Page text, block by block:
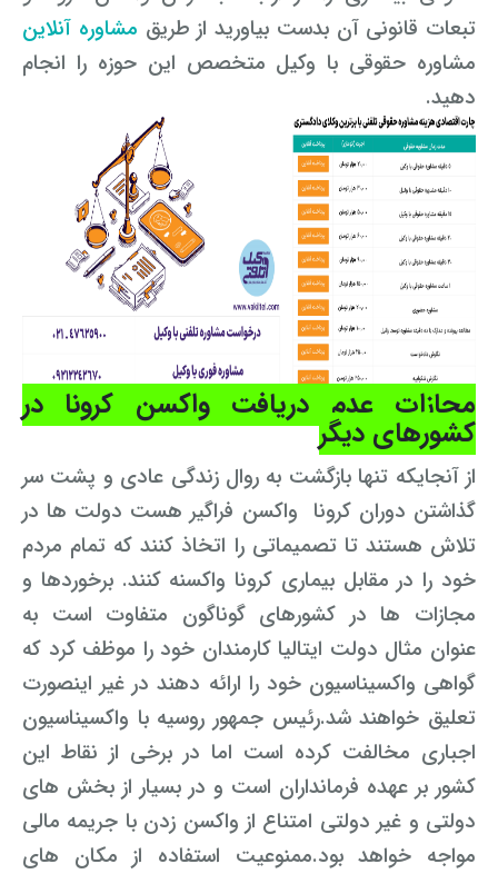
تبعات قانونی آن بدست بیاورید از طریق مشاوره آنلاین
مشاوره حقوقی با وکیل متخصص این حوزه را انجام
دهید.
مجازات عدم دریافت واکسن کرونا در
کشورهای دیگر
از آنجایکه تنها بازگشت به روال زندگی عادی و پشت سر
گذاشتن دوران کرونا واکسن فراگیر هست دولت ها در
تلاش هستند تا تصمیماتی را اتخاذ کنند که تمام مردم
خود را در مقابل بیماری کرونا واکسنه کنند. برخوردها و
مجازات ها در کشورهای گوناگون متفاوت است به
عنوان مثال دولت ایتالیا کارمندان خود را موظف کرد که
گواهی واکسیناسیون خود را ارائه دهند در غیر اینصورت
تعلیق خواهند شد.رئیس جمهور روسیه با واکسیناسیون
اجباری مخالفت کرده است اما در برخی از نقاط این
کشور بر عهده فرمانداران است و در بسیار از بخش های
دولتی و غیر دولتی امتناع از واکسن زدن با جریمه مالی
مواجه خواهد بود.ممنوعیت استفاده از مکان های